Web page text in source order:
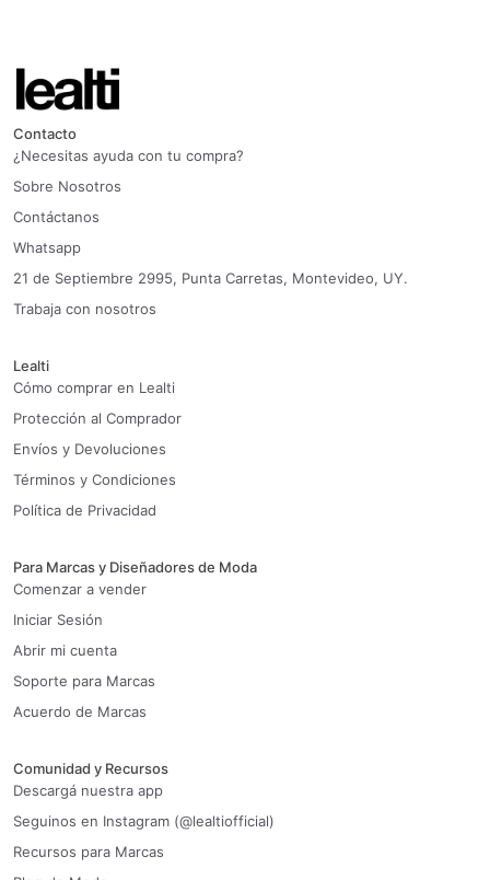
Contacto
¿Necesitas ayuda con tu compra?
Sobre Nosotros
Contáctanos
Whatsapp
21 de Septiembre 2995, Punta Carretas, Montevideo, UY.
Trabaja con nosotros
Lealti
Cómo comprar en Lealti
Protección al Comprador
Envíos y Devoluciones
Términos y Condiciones
Política de Privacidad
Para Marcas y Diseñadores de Moda
Comenzar a vender
Iniciar Sesión
Abrir mi cuenta
Soporte para Marcas
Acuerdo de Marcas
Comunidad y Recursos
Descargá nuestra app
Seguinos en Instagram (@lealtiofficial)
Recursos para Marcas